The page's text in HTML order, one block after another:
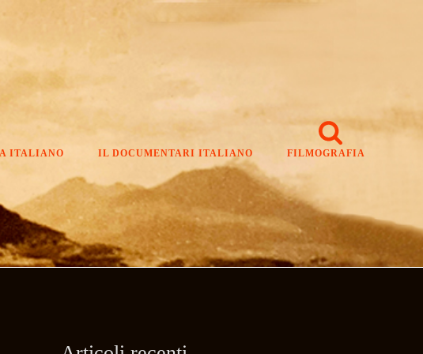
ITALIANO IL DOCUMENTARI ITALIANO FILMOGRAFIA